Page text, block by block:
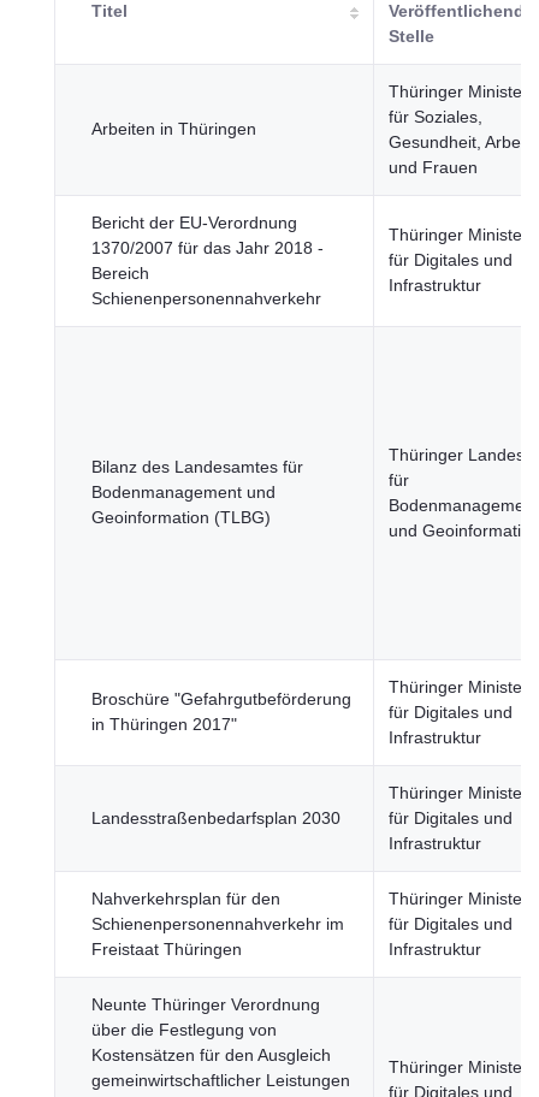
Titel
Veröffentlichende
Stelle
Arbeiten in Thüringen
Thüringer
für Soziales,
Gesundheit, Arbeit
und Frauen
Bericht der EU-Verordnung
1370/2007 für das Jahr 2018 -
Bereich
Schienenpersonennahverkehr
Thüringer
für Digitales und
Infrastruktur
Bilanz des Landesamtes für
Bodenmanagement und
Geoinformation (TLBG)
Thüringer
für
Bodenmanagement
und Geoinformation
Broschüre "Gefahrgutbeförderung
in Thüringen 2017"
Thüringer
für Digitales und
Infrastruktur
Landesstraßenbedarfsplan 2030
Thüringer
für Digitales und
Infrastruktur
Nahverkehrsplan für den
Schienenpersonennahverkehr im
Freistaat Thüringen
Thüringer
für Digitales und
Infrastruktur
Neunte Thüringer Verordnung
über die Festlegung von
Kostensätzen für den Ausgleich
gemeinwirtschaftlicher Leistungen
Thüringer
für Digitales und